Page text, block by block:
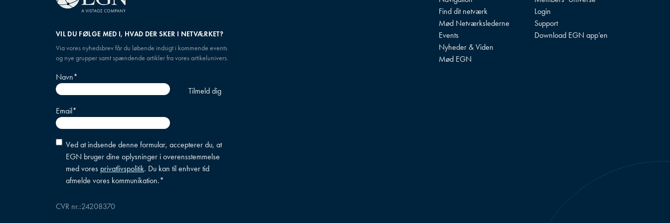
VIL DU FØLGE MED I, HVAD DER SKER I NETVÆRKET?
Via vores nyhedsbrev får du løbende indsigt i kommende events
og nye grupper samt spændende artikler fra vores artikelunivers.
Navn*
Email*
Accepter
betingelser*
Ved at indsende denne formular, accepterer du, at
EGN bruger dine oplysninger i overensstemmelse
med vores privatlivspolitik. Du kan til enhver tid
afmelde vores kommunikation.*
CVR nr.:24208370
Find dit netværk
Mød Netværkslederne
Events
Nyheder & Viden
Mød EGN
Login
Support
Download EGN app’en